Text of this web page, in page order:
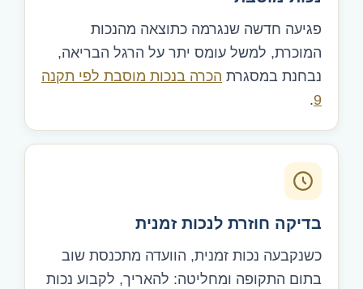
פגיעה חדשה שנגרמה כתוצאה מהנכות
המוכרת, למשל עומס יתר על הרגל הבריאה,
נבחנת במסגרת הכרה בנכות מוסבת לפי תקנה
9
.
בדיקה חוזרת לנכות זמנית
כשנקבעה נכות זמנית, הוועדה מתכנסת שוב
בתום התקופה ומחליטה: להאריך, לקבוע נכות